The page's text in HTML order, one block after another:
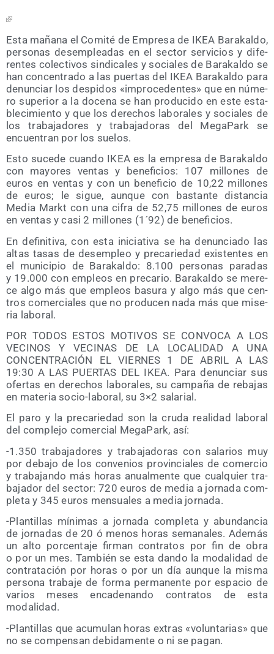
Esta maña­na el Comi­té de Empre­sa de IKEA Bara­kal­do,
per­so­nas des­em­plea­das en el sec­tor ser­vi­cios y dife­
ren­tes colec­ti­vos sin­di­ca­les y socia­les de Bara­kal­do se
han con­cen­tra­do a las puer­tas del IKEA Bara­kal­do para
denun­ciar los des­pi­dos «impro­ce­den­tes» que en núme­
ro supe­rior a la doce­na se han pro­du­ci­do en este esta­
ble­ci­mien­to y que los dere­chos labo­ra­les y socia­les de
los tra­ba­ja­do­res y tra­ba­ja­do­ras del Mega­Park se
encuen­tran por los suelos.
Esto suce­de cuan­do IKEA es la empre­sa de Bara­kal­do
con mayo­res ven­tas y bene­fi­cios: 107 millo­nes de
euros en ven­tas y con un bene­fi­cio de 10,22 millo­nes
de euros; le sigue, aun­que con bas­tan­te dis­tan­cia
Media Markt con una cifra de 52,75 millo­nes de euros
en ven­tas y casi 2 millo­nes (1´92) de beneficios.
En defi­ni­ti­va, con esta ini­cia­ti­va se ha denun­cia­do las
altas tasas de des­em­pleo y pre­ca­rie­dad exis­ten­tes en
el muni­ci­pio de Bara­kal­do: 8.100 per­so­nas para­das
y 19.000 con empleos en pre­ca­rio. Bara­kal­do se mere­
ce algo más que empleos basu­ra y algo más que cen­
tros comer­cia­les que no pro­du­cen nada más que mise­
ria laboral.
POR TODOS ESTOS MOTIVOS SE CONVOCA A LOS
VECINOS Y VECINAS DE LA LOCALIDAD A UNA
CONCENTRACIÓN EL VIERNES 1 DE ABRIL A LAS
19:30 A LAS PUERTAS DEL IKEA. Para denun­ciar sus
ofer­tas en dere­chos labo­ra­les, su cam­pa­ña de reba­jas
en mate­ria socio-labo­ral, su 3×2 salarial.
El paro y la pre­ca­rie­dad son la cru­da reali­dad labo­ral
del com­ple­jo comer­cial Mega­Park, así:
-1.350 tra­ba­ja­do­res y tra­ba­ja­do­ras con sala­rios muy
por deba­jo de los con­ve­nios pro­vin­cia­les de comer­cio
y tra­ba­jan­do más horas anual­men­te que cual­quier tra­
ba­ja­dor del sec­tor: 720 euros de media a jor­na­da com­
ple­ta y 345 euros men­sua­les a media jornada.
-Plan­ti­llas míni­mas a jor­na­da com­ple­ta y abun­dan­cia
de jor­na­das de 20 ó menos horas sema­na­les. Ade­más
un alto por­cen­ta­je fir­man con­tra­tos por fin de obra
o por un mes. Tam­bién se esta dan­do la moda­li­dad de
con­tra­ta­ción por horas o por un día aun­que la mis­ma
per­so­na tra­ba­je de for­ma per­ma­nen­te por espa­cio de
varios meses enca­de­nan­do con­tra­tos de esta
modalidad.
-Plan­ti­llas que acu­mu­lan horas extras «volun­ta­rias» que
no se com­pen­san debi­da­men­te o ni se pagan.